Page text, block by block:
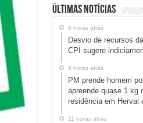
Últimas Notícias
8 horas atrás
Desvio de recursos
CPI sugere
9 horas atrás
PM prende homem
apreende quase 1 kg
residência em Herval
11 horas atrás